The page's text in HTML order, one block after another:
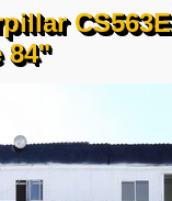
CS563E
84"